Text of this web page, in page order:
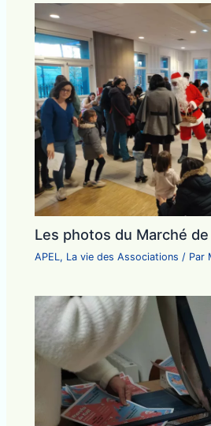
Les photos du Marché
APEL , La vie des Associations / Par